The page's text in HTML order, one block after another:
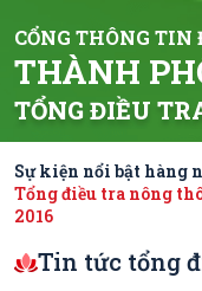
TỔNG ĐIỀU
CỔNG THÔNG
THÀNH
Sự kiện nổi bật hàng
Tổng điều tra nông
2016
Tin tức tổng